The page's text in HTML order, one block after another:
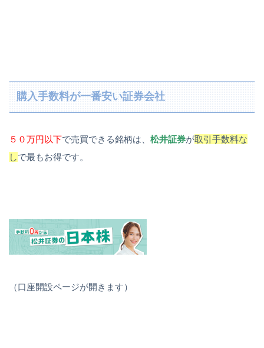
購入手数料が一番安い証券会社
５０万円以下で売買できる銘柄は、 松井証券が取引手数料な
しで最もお得です。
（口座開設ページが開きます）